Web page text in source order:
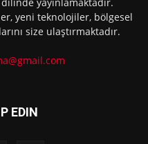
yeni teknolojiler, bölgesel
size ulaştırmaktadır.
EDIN